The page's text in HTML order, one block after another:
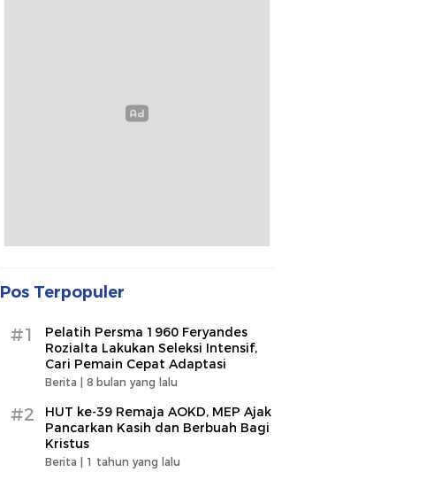
Pos Terpopuler
#1
Pelatih Persma 1960 Feryandes
Rozialta Lakukan Seleksi Intensif,
Cari Pemain Cepat Adaptasi​
Berita | 8 bulan yang lalu
#2
HUT ke-39 Remaja AOKD, MEP Ajak
Pancarkan Kasih dan Berbuah Bagi
Kristus
Berita | 1 tahun yang lalu